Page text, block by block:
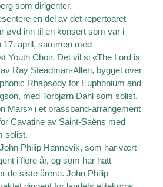
som dirigenter.
en del av det repertoaret
øvd inn til en konsert som var i
17. april, sammen med
Youth Choir. Det vil si «The Lord is
Ray Steadman-Allen, bygget over
Rhapsody for Euphonium and
med Torbjørn Dahl som solist,
Mars» i et brassband-arrangement
Cavatine av Saint-Saëns med
solist.
Philip Hannevik, som har vært
i flere år, og som har hatt
de siste årene. John Philip